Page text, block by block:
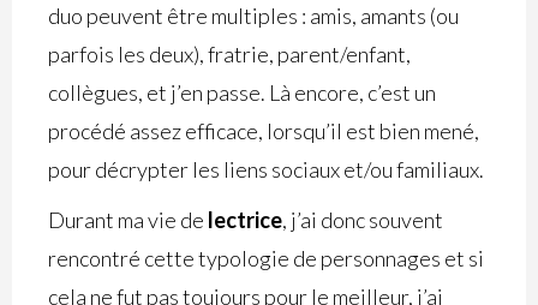
duo peuvent être multiples : amis, amants (ou
parfois les deux), fratrie, parent/enfant,
collègues, et j’en passe. Là encore, c’est un
procédé assez efficace, lorsqu’il est bien mené,
pour décrypter les liens sociaux et/ou familiaux.
Durant ma vie de lectrice, j’ai donc souvent
rencontré cette typologie de personnages et si
cela ne fut pas toujours pour le meilleur, j’ai